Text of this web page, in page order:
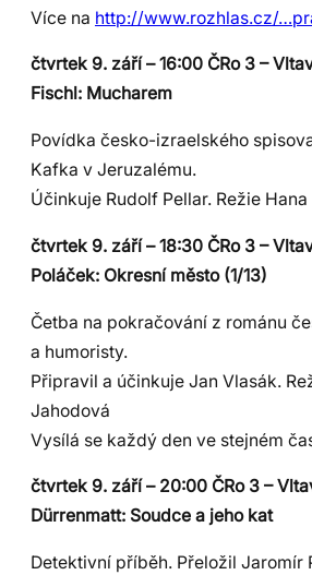
Více na http://www.rozhlas.cz/
čtvrtek 9. září – 16:00 ČRo 3 –
Fischl: Mucharem
Povídka česko-izraelského
Kafka v Jeruzalému.
Účinkuje Rudolf Pellar. Režie
čtvrtek 9. září – 18:30 ČRo 3 –
Poláček: Okresní město (1/13)
Četba na pokračování z románu
a humoristy.
Připravil a účinkuje Jan Vlasák.
Jahodová
Vysílá se každý den ve stejném
čtvrtek 9. září – 20:00 ČRo 3 –
Dürrenmatt: Soudce a jeho kat
Detektivní příběh. Přeložil Jaromír